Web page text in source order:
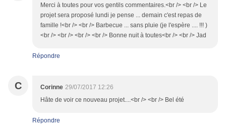
Merci à toutes pour vos gentils commentaires.<br /> <br /> Le
projet sera proposé lundi je pense ... demain c'est repas de
famille !<br /> <br /> Barbecue ... sans pluie (je l'espère .... !!! )
<br /> <br /> <br /> <br /> Bonne nuit à toutes<br /> <br /> Jad
Répondre
C Corinne 29/07/2017 12:26
Hâte de voir ce nouveau projet....<br /> <br /> Bel été
Répondre